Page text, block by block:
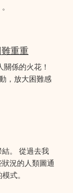
重重
係的火花！
，放大困難感
。 從過去我
況的人類圖通
式。